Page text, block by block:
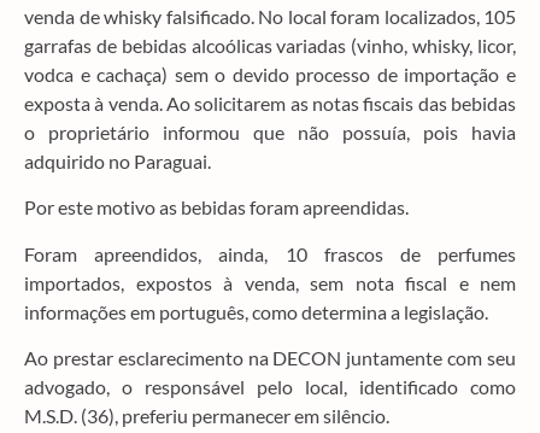
venda de whisky falsificado. No local foram localizados, 105
garrafas de bebidas alcoólicas variadas (vinho, whisky, licor,
vodca e cachaça) sem o devido processo de importação e
exposta à venda. Ao solicitarem as notas fiscais das bebidas
o proprietário informou que não possuía, pois havia
adquirido no Paraguai.
Por este motivo as bebidas foram apreendidas.
Foram apreendidos, ainda, 10 frascos de perfumes
importados, expostos à venda, sem nota fiscal e nem
informações em português, como determina a legislação.
Ao prestar esclarecimento na DECON juntamente com seu
advogado, o responsável pelo local, identificado como
M.S.D. (36), preferiu permanecer em silêncio.